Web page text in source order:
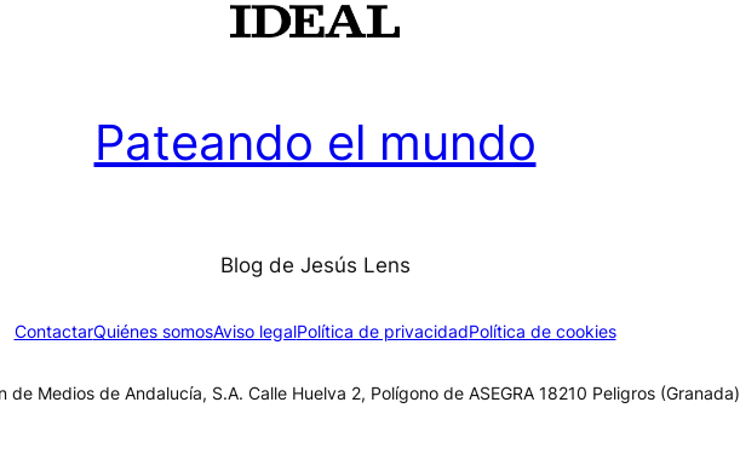
Pateando el mundo
Blog de Jesús Lens
ContactarQuiénes somosAviso legalPolítica de privacidadPolítica de cookies
Medios de Andalucía, S.A. Calle Huelva 2, Polígono de ASEGRA 18210 Peligros (Granada)